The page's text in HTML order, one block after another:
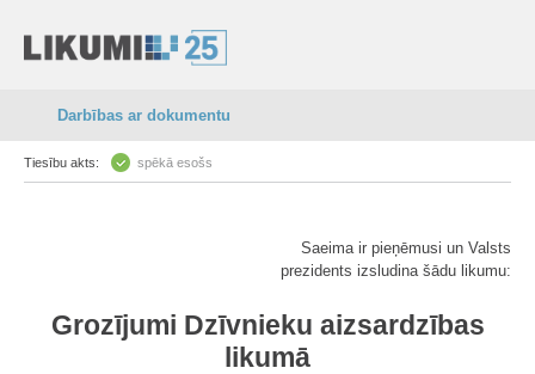
Darbības ar dokumentu
Tiesību akts: spēkā esošs
Saeima ir pieņēmusi un Valsts
prezidents izsludina šādu likumu:
Grozījumi Dzīvnieku aizsardzības
likumā